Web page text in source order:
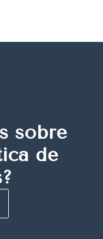
sobre
de